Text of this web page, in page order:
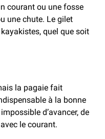
courant ou une fosse
une chute. Le gilet
quel que soit
la pagaie fait
à la bonne
d’avancer, de
le courant.